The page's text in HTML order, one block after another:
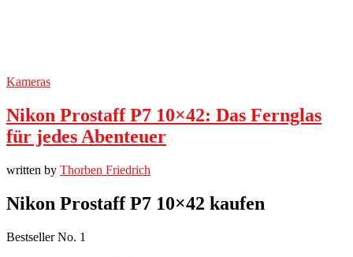
Kameras
Nikon Prostaff P7 10×42: Das Fernglas
für jedes Abenteuer
written by Thorben Friedrich
Nikon Prostaff P7 10×42 kaufen
Bestseller No. 1